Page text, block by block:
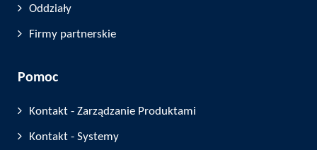
Oddziały
Firmy partnerskie
Pomoc
Kontakt - Zarządzanie Produktami
Kontakt - Systemy